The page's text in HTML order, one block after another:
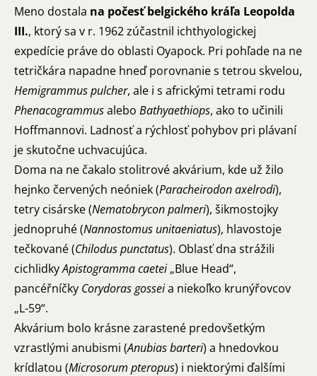
Meno dostala na počesť belgického kráľa Leopolda
III., ktorý sa v r. 1962 zúčastnil ichthyologickej
expedície práve do oblasti Oyapock. Pri pohľade na ne
tetričkára napadne hneď porovnanie s tetrou skvelou,
Hemigrammus pulcher, ale i s africkými tetrami rodu
Phenacogrammusalebo Bathyaethiops, ako to učinili
Hoffmannovi. Ladnosť a rýchlosť pohybov pri plávaní
je skutočne uchvacujúca.
Doma na ne čakalo stolitrové akvárium, kde už žilo
hejnko červených neóniek (Paracheirodon axelrodi),
tetry cisárske (Nematobrycon palmeri), šikmostojky
jednopruhé (Nannostomus unitaeniatus), hlavostoje
tečkované (Chilodus punctatus). Oblasť dna strážili
cichlidkyApistogramma caetei„Blue Head“,
pancéřníčky Corydoras gosseia niekoľko krunýřovcov
„L-59“.
Akvárium bolo krásne zarastené predovšetkým
vzrastlými anubismi (Anubias barteri) a hnedovkou
krídlatou (Microsorum pteropus) i niektorými ďalšími